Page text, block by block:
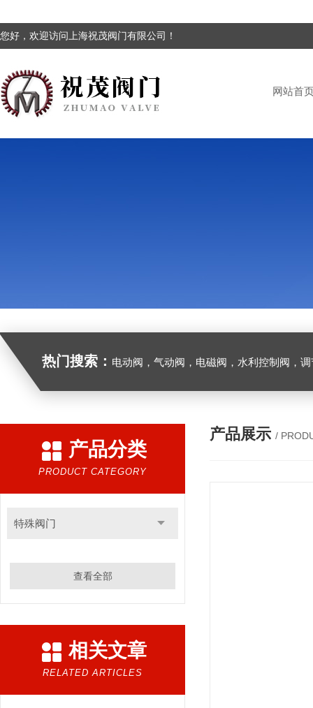
您好，欢迎访问上海祝茂阀门有限公司！
网站首
热门搜索： 电动阀，气动阀，电磁阀，水利控制阀，调节
产品分类
PRODUCT CATEGORY
特殊阀门
查看全部
相关文章
RELATED ARTICLES
产品展示 /